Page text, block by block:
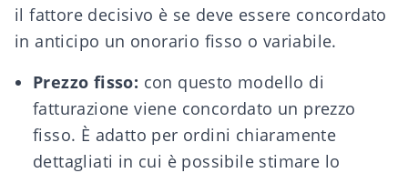
il fattore decisivo è se deve essere concordato
in anticipo un onorario fisso o variabile.
Prezzo fisso: con questo modello di
fatturazione viene concordato un prezzo
fisso. È adatto per ordini chiaramente
dettagliati in cui è possibile stimare lo